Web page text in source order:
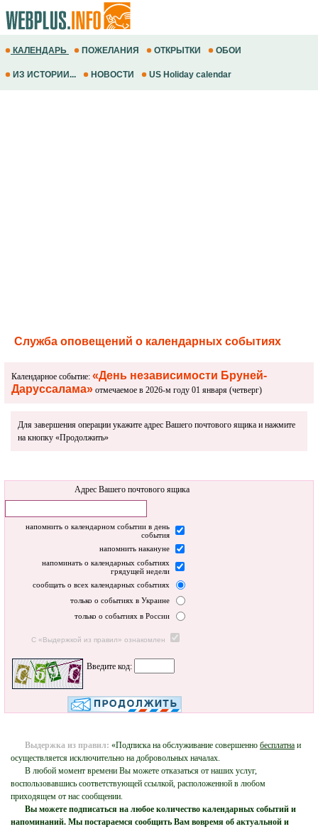
КАЛЕНДАРЬ ПОЖЕЛАНИЯ ОТКРЫТКИ ОБОИ
ИЗ ИСТОРИИ... НОВОСТИ US Holiday calendar
Служба оповещений о календарных событиях
Календарное событие: «День независимости Бруней-
Даруссалама» отмечаемое в 2026-м году 01 января (четверг)
Для завершения операции укажите адрес Вашего почтового ящика и нажмите
на кнопку «Продолжить»
Адрес Вашего почтового ящика
напомнить о календарном событии в день
события
напомнить накануне
напоминать о календарных событиях
грядущей недели
сообщать о всех календарных событиях
только о событиях в Украине
только о событиях в России
С «Выдержкой из правил» ознакомлен
Введите код:
Выдержка из правил: «Подписка на обслуживание совершенно бесплатна и
осуществляется исключительно на добровольных началах.
В любой момент времени Вы можете отказаться от наших услуг,
воспользовавшись соответствующей ссылкой, расположенной в любом
приходящем от нас сообщении.
Вы можете подписаться на любое количество календарных событий и
напоминаний. Мы постараемся сообщить Вам вовремя об актуальной и